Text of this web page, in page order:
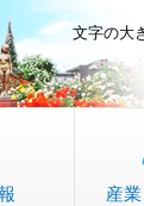
のふるさと
文字の大
産